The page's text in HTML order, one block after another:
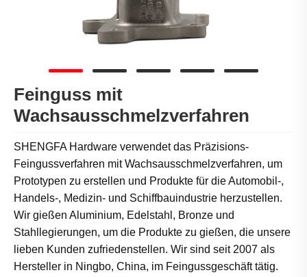
Feinguss mit
Wachsausschmelzverfahren
SHENGFA Hardware verwendet das Präzisions-
Feingussverfahren mit Wachsausschmelzverfahren, um
Prototypen zu erstellen und Produkte für die Automobil-,
Handels-, Medizin- und Schiffbauindustrie herzustellen.
Wir gießen Aluminium, Edelstahl, Bronze und
Stahllegierungen, um die Produkte zu gießen, die unsere
lieben Kunden zufriedenstellen. Wir sind seit 2007 als
Hersteller in Ningbo, China, im Feingussgeschäft tätig.